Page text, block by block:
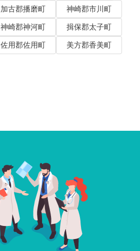
加古郡播磨町
神崎郡市川町
神崎郡神河町
揖保郡太子町
佐用郡佐用町
美方郡香美町